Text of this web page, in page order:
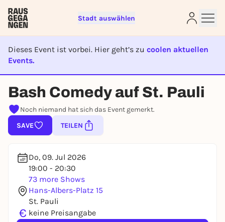
Stadt auswählen
Dieses Event ist vorbei. Hier geht’s zu coolen aktuellen
Events.
EVENT IST BEENDET
Bash Comedy auf St. Pauli
Noch niemand hat sich das Event gemerkt.
SAVE
TEILEN
Do, 09. Jul 2026
19:00 - 20:30
73 more Shows
Hans-Albers-Platz 15
St. Pauli
€ keine Preisangabe
Sign up for free and get started
right away
To like events, follow pages, or participate in
lotteries, you need a free Rausgegangen account.
You already have an account?